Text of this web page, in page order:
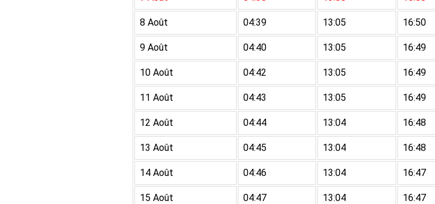
8 Août 04:39 13:05 16:50
9 Août 04:40 13:05 16:49
10 Août 04:42 13:05 16:49
11 Août 04:43 13:05 16:49
12 Août 04:44 13:04 16:48
13 Août 04:45 13:04 16:48
14 Août 04:46 13:04 16:47
15 Août 04:47 13:04 16:47